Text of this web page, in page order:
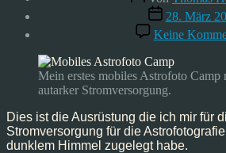
28. März
Keine
Mein erstes mobiles Astrofoto Camp
autarker Stromversorgung.
Dies ist die Ausrüstung die ich mir für
Stromversorgung für die
dunklem Himmel zugelegt habe.